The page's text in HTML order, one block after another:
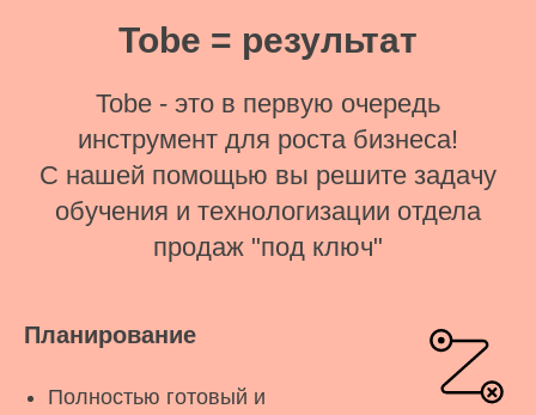
Tobe = результат
Tobe - это в первую очередь
инструмент для роста бизнеса!
С нашей помощью вы решите задачу
обучения и технологизации отдела
продаж "под ключ"
Планирование
Полностью готовый и